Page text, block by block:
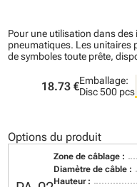
Pour une utilisation dans
pneumatiques. Les unitaires
de symboles toute prête,
18.73 €Emballage:
Disc500 pcs
Options du produit
Zone de câblage :
Diamètre de câble :
Hauteur :